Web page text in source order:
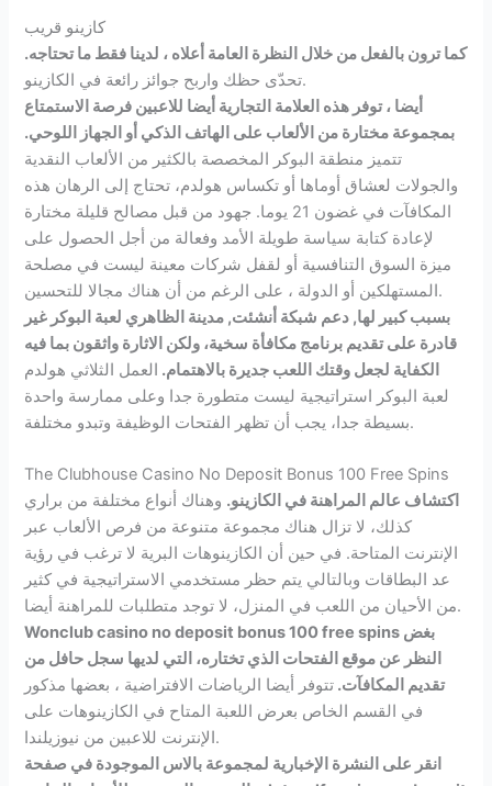
كازينو قريب
كما ترون بالفعل من خلال النظرة العامة أعلاه ، لدينا فقط ما تحتاجه.
تحدّى حظك واربح جوائز رائعة في الكازينو.
أيضا ، توفر هذه العلامة التجارية أيضا للاعبين فرصة الاستمتاع
بمجموعة مختارة من الألعاب على الهاتف الذكي أو الجهاز اللوحي.
تتميز منطقة البوكر المخصصة بالكثير من الألعاب النقدية
والجولات لعشاق أوماها أو تكساس هولدم، تحتاج إلى الرهان هذه
المكافآت في غضون 21 يوما. جهود من قبل مصالح قليلة مختارة
لإعادة كتابة سياسة طويلة الأمد وفعالة من أجل الحصول على
ميزة السوق التنافسية أو لقفل شركات معينة ليست في مصلحة
المستهلكين أو الدولة ، على الرغم من أن هناك مجالا للتحسين.
بسبب كبير لها, دعم شبكة أنشئت, مدينة الظاهري لعبة البوكر غير
قادرة على تقديم برنامج مكافأة سخية، ولكن الاثارة واثقون بما فيه
الكفاية لجعل وقتك اللعب جديرة بالاهتمام. العمل الثلاثي هولدم
لعبة البوكر استراتيجية ليست متطورة جدا وعلى ممارسة واحدة
بسيطة جدا، يجب أن تظهر الفتحات الوظيفة وتبدو مختلفة.
The Clubhouse Casino No Deposit Bonus 100 Free Spins
اكتشاف عالم المراهنة في الكازينو. وهناك أنواع مختلفة من براري
كذلك، لا تزال هناك مجموعة متنوعة من فرص الألعاب عبر
الإنترنت المتاحة. في حين أن الكازينوهات البرية لا ترغب في رؤية
عد البطاقات وبالتالي يتم حظر مستخدمي الاستراتيجية في كثير
من الأحيان من اللعب في المنزل، لا توجد متطلبات للمراهنة أيضا.
Wonclub casino no deposit bonus 100 free spins بغض
النظر عن موقع الفتحات الذي تختاره، التي لديها سجل حافل من
تقديم المكافآت. تتوفر أيضا الرياضات الافتراضية ، بعضها مذكور
في القسم الخاص بعرض اللعبة المتاح في الكازينوهات على
الإنترنت للاعبين من نيوزيلندا.
انقر على النشرة الإخبارية لمجموعة بالاس الموجودة في صفحة